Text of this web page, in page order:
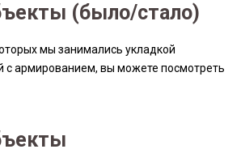
(было/стало)
мы занимались укладкой
с армированием, вы можете посмотреть